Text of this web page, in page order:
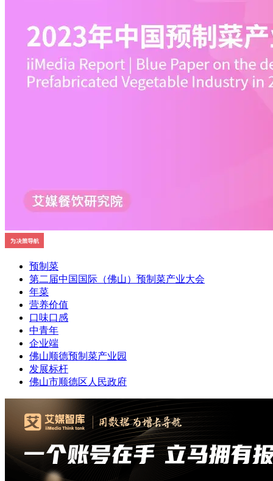
预制菜
第二届中国国际（佛山）预制菜产业大会
年菜
营养价值
口味口感
中青年
企业端
佛山顺德预制菜产业园
发展标杆
佛山市顺德区人民政府